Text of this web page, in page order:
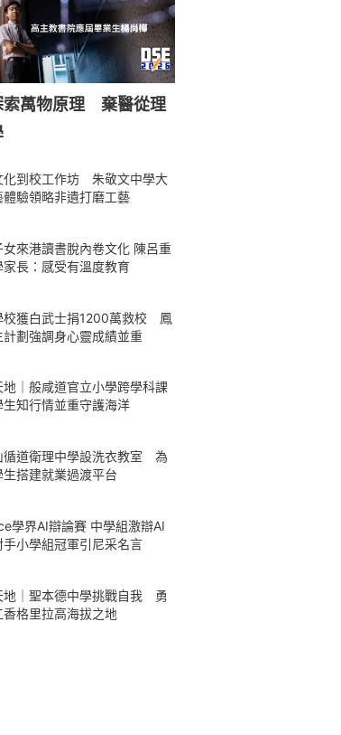
索萬物原理 棄醫從理
化到校工作坊 朱敬文中學大
體驗領略非遺打磨工藝
來港讀書脫內卷文化 陳呂重
家長：感受有溫度教育
校獲白武士捐1200萬救校 鳳
計劃強調身心靈成績並重
地｜般咸道官立小學跨學科課
知行情並重守護海洋
循道衛理中學設洗衣教室 為
生搭建就業過渡平台
學界AI辯論賽 中學組激辯AI
手小學組冠軍引尼采名言
地｜聖本德中學挑戰自我 勇
香格里拉高海拔之地